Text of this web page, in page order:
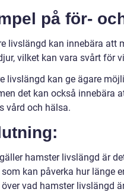
på för-
livslängd kan innebära att
vilket kan vara svårt för
livslängd kan ge ägare
det kan också innebära
vård och hälsa.
hamster livslängd är
kan påverka hur länge
vad hamster livslängd